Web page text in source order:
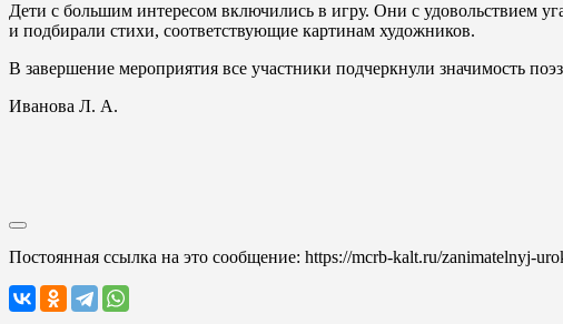
Дети с большим интересом включились в игру. Они с удовольствием
и подбирали стихи, соответствующие картинам художников.
В завершение мероприятия все участники подчеркнули значимость
Иванова Л. А.
Постоянная ссылка на это сообщение: https://mcrb-kalt.ru/zanimatelnyj-